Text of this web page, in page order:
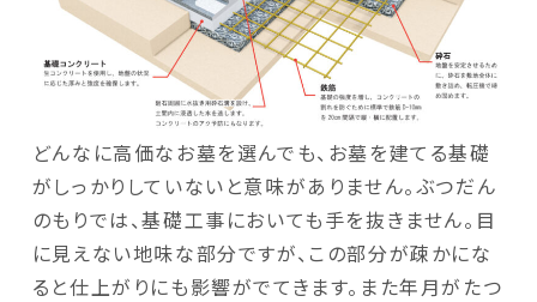
どんなに高価なお墓を選んでも、お墓を建てる基礎
がしっかりしていないと意味がありません。ぶつだん
のもりでは、基礎工事においても手を抜きません。目
に見えない地味な部分ですが、この部分が疎かにな
ると仕上がりにも影響がでてきます。また年月がたつ